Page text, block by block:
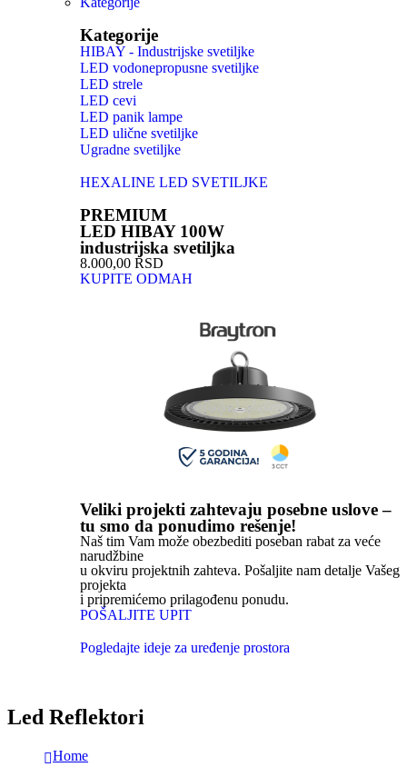
Kategorije
HIBAY - Industrijske svetiljke
LED vodonepropusne svetiljke
LED strele
LED cevi
LED panik lampe
LED ulične svetiljke
Ugradne svetiljke
HEXALINE LED SVETILJKE
PREMIUM
LED HIBAY 100W
industrijska svetiljka
8.000,00 RSD
KUPITE ODMAH
Veliki projekti zahtevaju posebne uslove –
tu smo da ponudimo rešenje!
Naš tim Vam može obezbediti poseban rabat za veće
narudžbine
u okviru projektnih zahteva. Pošaljite nam detalje Vašeg
projekta
i pripremićemo prilagođenu ponudu.
POŠALJITE UPIT
Pogledajte ideje za uređenje prostora
Led Reflektori
Home